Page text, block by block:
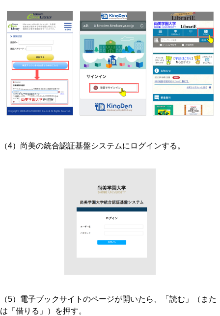
（4）尚美の統合認証基盤システムにログインする。
（5）電子ブックサイトのページが開いたら、「読む」（また
は「借りる」）を押す。